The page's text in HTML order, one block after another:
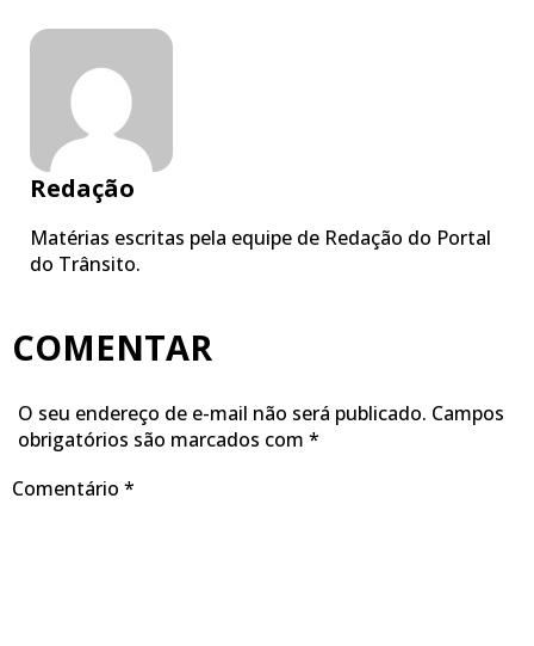
Redação
Matérias escritas pela equipe de Redação do Portal
do Trânsito.
COMENTAR
O seu endereço de e-mail não será publicado. Campos
obrigatórios são marcados com *
Comentário *